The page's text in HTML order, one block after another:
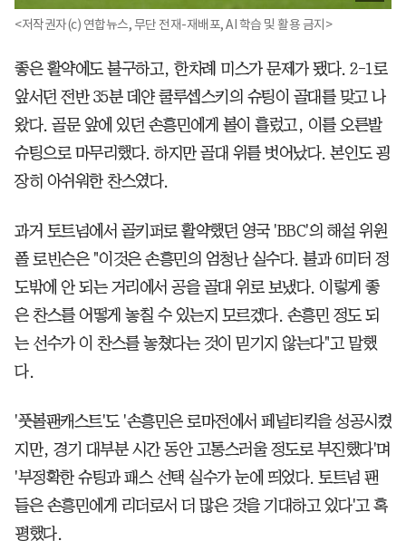
<저작권자(c) 연합뉴스, 무단 전재-재배포, AI 학습 및 활용 금지>
좋은 활약에도 불구하고, 한차례 미스가 문제가 됐다. 2-1로
앞서던 전반 35분 데얀 쿨루셉스키의 슈팅이 골대를 맞고 나
왔다. 골문 앞에 있던 손흥민에게 볼이 흘렀고, 이를 오른발
슈팅으로 마무리했다. 하지만 골대 위를 벗어났다. 본인도 굉
장히 아쉬워한 찬스였다.
과거 토트넘에서 골키퍼로 활약했던 영국 'BBC'의 해설 위원
폴 로빈슨은 "이것은 손흥민의 엄청난 실수다. 불과 6미터 정
도밖에 안 되는 거리에서 공을 골대 위로 보냈다. 이렇게 좋
은 찬스를 어떻게 놓칠 수 있는지 모르겠다. 손흥민 정도 되
는 선수가 이 찬스를 놓쳤다는 것이 믿기지 않는다"고 말했
다.
'풋볼팬캐스트'도 '손흥민은 로마전에서 페널티킥을 성공시켰
지만, 경기 대부분 시간 동안 고통스러울 정도로 부진했다'며
'부정확한 슈팅과 패스 선택 실수가 눈에 띄었다. 토트넘 팬
들은 손흥민에게 리더로서 더 많은 것을 기대하고 있다'고 혹
평했다.